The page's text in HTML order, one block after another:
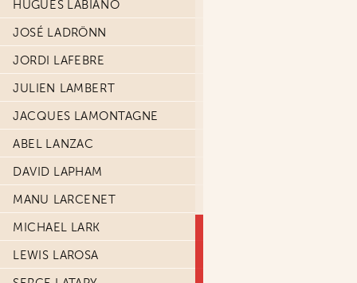
HUGUES LABIANO
JOSÉ LADRÖNN
JORDI LAFEBRE
JULIEN LAMBERT
JACQUES LAMONTAGNE
ABEL LANZAC
DAVID LAPHAM
MANU LARCENET
MICHAEL LARK
LEWIS LAROSA